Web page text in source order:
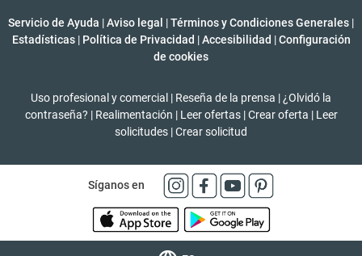
Servicio de Ayuda |Aviso legal |Términos y Condiciones Generales |
Estadísticas | Política de Privacidad | Accesibilidad | Configuración
de cookies
Uso profesional y comercial | Reseña de la prensa | ¿Olvidó la
contraseña? | Realimentación | Leer ofertas | Crear oferta | Leer
solicitudes |Crear solicitud
Síganos en